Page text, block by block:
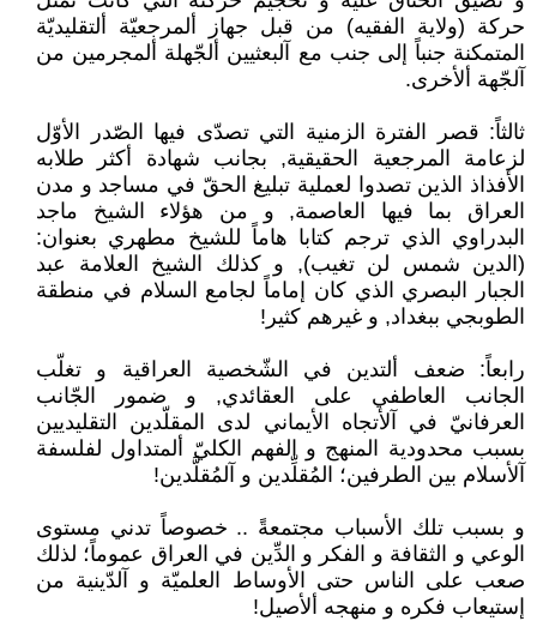
حركة (ولاية الفقيه) من قبل جهاز ألمرجعيّة ألتقليديّة
المتمكنة جنباً إلى جنب مع آلبعثيين ألجّهلة ألمجرمين من
آلجّهة ألأخرى.
ثالثاً: قصر الفترة الزمنية التي تصدّى فيها الصّدر الأوّل
لزعامة المرجعية الحقيقية, بجانب شهادة أكثر طلابه
الأفذاذ الذين تصدوا لعملية تبليغ الحقّ في مساجد و مدن
العراق بما فيها العاصمة, و من هؤلاء الشيخ ماجد
البدراوي الذي ترجم كتابا هاماً للشيخ مطهري بعنوان:
(الدين شمس لن تغيب), و كذلك الشيخ العلامة عبد
الجبار البصري الذي كان إماماً لجامع السلام في منطقة
الطوبجي ببغداد, و غيرهم كثير!
رابعاً: ضعف ألتدين في الشّخصية العراقية و تغلّب
الجانب العاطفي على العقائدي, و ضمور الجّانب
العرفانيّ في آلأتجاه الأيماني لدى المقلّدين التقليديين
بسبب محدودية المنهج و الفهم الكليّ ألمتداول لفلسفة
آلأسلام بين الطرفين؛ المُقلِّدين و آلمُقلَّدين!
و بسبب تلك الأسباب مجتمعةً .. خصوصاً تدني مستوى
الوعي و الثقافة و الفكر و الدِّين في العراق عموماً؛ لذلك
صعب على الناس حتى الأوساط العلميّة و آلدّينية من
إستيعاب فكره و منهجه ألأصيل!